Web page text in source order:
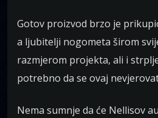
Gotov proizvod brzo je
a ljubitelji nogometa širom
razmjerom projekta, ali i
potrebno da se ovaj
Nema sumnje da će Nellisov